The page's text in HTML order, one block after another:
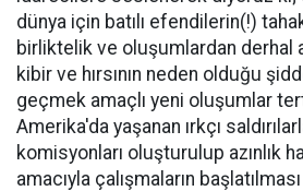
dünya için batılı efendilerin(!)
birliktelik ve oluşumlardan derhal
kibir ve hırsının neden olduğu
geçmek amaçlı yeni oluşumlar
Amerika'da yaşanan ırkçı
komisyonları oluşturulup azınlık
amacıyla çalışmaların